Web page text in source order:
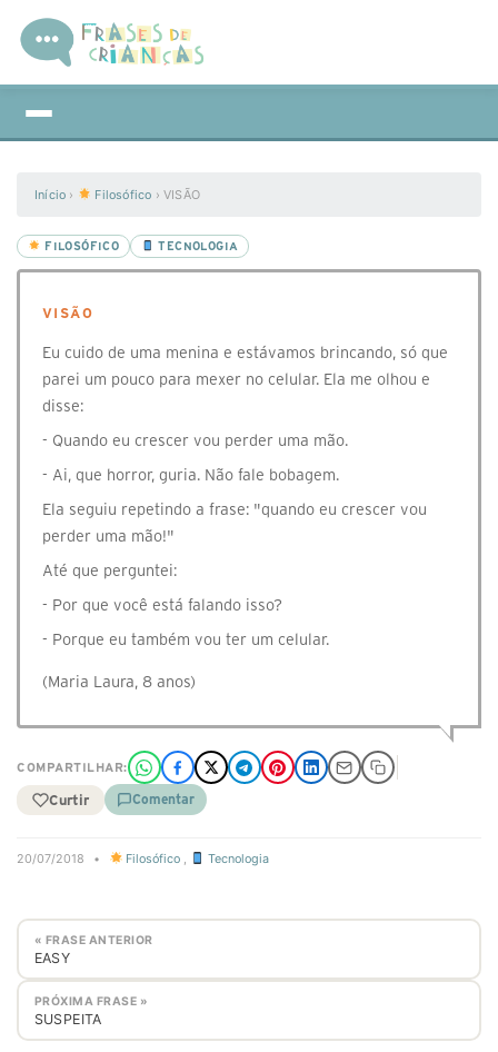
Início › Filosófico › VISÃO
FILOSÓFICO TECNOLOGIA
VISÃO
Eu cuido de uma menina e estávamos brincando, só que
parei um pouco para mexer no celular. Ela me olhou e
disse:
- Quando eu crescer vou perder uma mão.
- Ai, que horror, guria. Não fale bobagem.
Ela seguiu repetindo a frase: "quando eu crescer vou
perder uma mão!"
Até que perguntei:
- Por que você está falando isso?
- Porque eu também vou ter um celular.
(Maria Laura, 8 anos)
COMPARTILHAR:
Curtir Comentar
20/07/2018 • Filosófico , Tecnologia
« FRASE ANTERIOR
EASY
PRÓXIMA FRASE »
SUSPEITA